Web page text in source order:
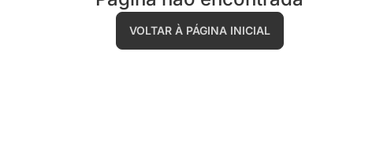
VOLTAR À PÁGINA INICIAL